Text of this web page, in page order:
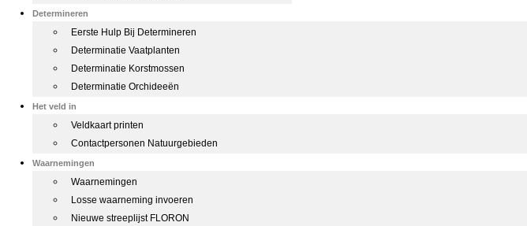
Determineren
Eerste Hulp Bij Determineren
Determinatie Vaatplanten
Determinatie Korstmossen
Determinatie Orchideeën
Het veld in
Veldkaart printen
Contactpersonen Natuurgebieden
Waarnemingen
Waarnemingen
Losse waarneming invoeren
Nieuwe streeplijst FLORON